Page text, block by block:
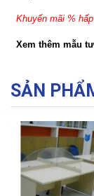
Khuyến mãi %
Xem thêm mẫu
SẢN